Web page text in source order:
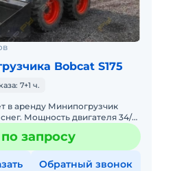
Bobcat S175
7+1 ч.
в аренду Минипогрузчик
Мощность двигателя 34/47
2588х1676х1938 кг,
запросу
Обратный звонок